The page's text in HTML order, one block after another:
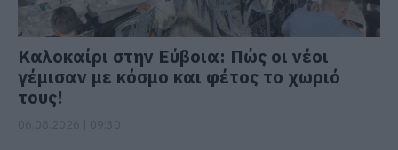
Καλοκαίρι στην Εύβοια: Πώς οι νέοι
γέμισαν με κόσμο και φέτος το χωριό
τους!